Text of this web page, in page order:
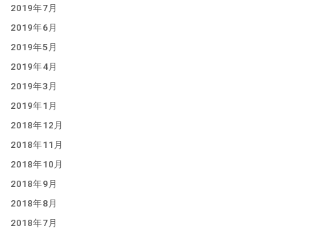
2019年7月
2019年6月
2019年5月
2019年4月
2019年3月
2019年1月
2018年12月
2018年11月
2018年10月
2018年9月
2018年8月
2018年7月